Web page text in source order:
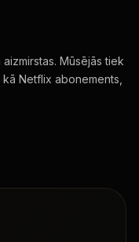
Mūsējās tiek
Netflix abonements,